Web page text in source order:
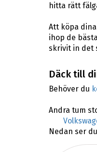
hitta rätt
Att köpa dina
ihop de
skrivit in det
Däck till
Behöver du
Andra tum
Nedan ser